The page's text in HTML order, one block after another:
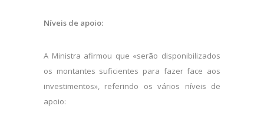
Níveis de apoio:
A Ministra afirmou que «serão disponibilizados
os montantes suficientes para fazer face aos
investimentos», referindo os vários níveis de
apoio: